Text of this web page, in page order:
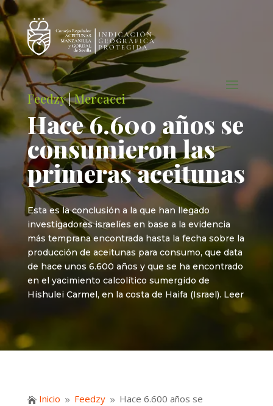
Feedzy|Mercacei
Hace 6.600 años se
consumieron las
primeras aceitunas
Esta es la conclusión a la que han llegado
investigadores israelíes en base a la evidencia
más temprana encontrada hasta la fecha sobre la
producción de aceitunas para consumo, que data
de hace unos 6.600 años y que se ha encontrado
en el yacimiento calcolítico sumergido de
Hishulei Carmel, en la costa de Haifa (Israel). Leer
 Inicio 9 Feedzy 9 Hace 6.600 años se